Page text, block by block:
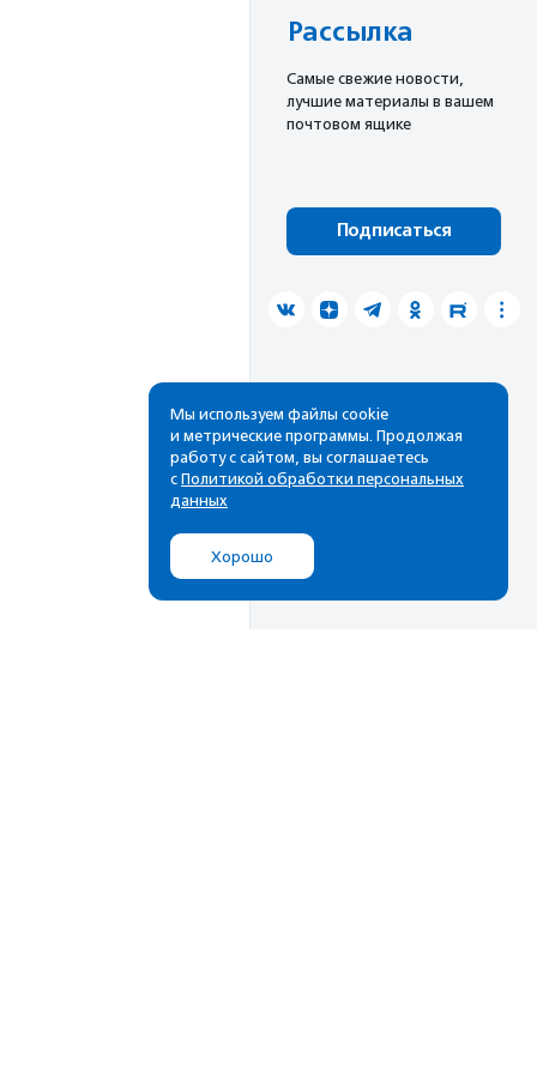
Рассылка
Cамые свежие новости,
лучшие материалы в вашем
почтовом ящике
Подписаться
Мы используем файлы cookie
и метрические программы. Продолжая
работу с сайтом, вы соглашаетесь
с Политикой обработки персональных
данных
Хорошо